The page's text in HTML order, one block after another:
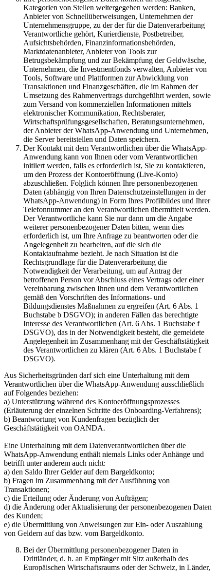
Kategorien von Stellen weitergegeben werden: Banken,
Anbieter von Schnellüberweisungen, Unternehmen der
Unternehmensgruppe, zu der der für die Datenverarbeitung
Verantwortliche gehört, Kurierdienste, Postbetreiber,
Aufsichtsbehörden, Finanzinformationsbehörden,
Marktdatenanbieter, Anbieter von Tools zur
Betrugsbekämpfung und zur Bekämpfung der Geldwäsche,
Unternehmen, die Investmentfonds verwalten, Anbieter von
Tools, Software und Plattformen zur Abwicklung von
Transaktionen und Finanzgeschäften, die im Rahmen der
Umsetzung des Rahmenvertrags durchgeführt werden, sowie
zum Versand von kommerziellen Informationen mittels
elektronischer Kommunikation, Rechtsberater,
Wirtschaftsprüfungsgesellschaften, Beratungsunternehmen,
der Anbieter der WhatsApp-Anwendung und Unternehmen,
die Server bereitstellen und Daten speichern.
Der Kontakt mit dem Verantwortlichen über die WhatsApp-
Anwendung kann von Ihnen oder vom Verantwortlichen
initiiert werden, falls es erforderlich ist, Sie zu kontaktieren,
um den Prozess der Kontoeröffnung (Live-Konto)
abzuschließen. Folglich können Ihre personenbezogenen
Daten (abhängig von Ihren Datenschutzeinstellungen in der
WhatsApp-Anwendung) in Form Ihres Profilbildes und Ihrer
Telefonnummer an den Verantwortlichen übermittelt werden.
Der Verantwortliche kann Sie nur dann um die Angabe
weiterer personenbezogener Daten bitten, wenn dies
erforderlich ist, um Ihre Anfrage zu beantworten oder die
Angelegenheit zu bearbeiten, auf die sich die
Kontaktaufnahme bezieht. Je nach Situation ist die
Rechtsgrundlage für die Datenverarbeitung die
Notwendigkeit der Verarbeitung, um auf Antrag der
betroffenen Person vor Abschluss eines Vertrags oder einer
Vereinbarung zwischen Ihnen und dem Verantwortlichen
gemäß den Vorschriften des Informations- und
Bildungsdienstes Maßnahmen zu ergreifen (Art. 6 Abs. 1
Buchstabe b DSGVO); in anderen Fällen das berechtigte
Interesse des Verantwortlichen (Art. 6 Abs. 1 Buchstabe f
DSGVO), das in der Notwendigkeit besteht, die gemeldete
Angelegenheit im Zusammenhang mit der Geschäftstätigkeit
des Verantwortlichen zu klären (Art. 6 Abs. 1 Buchstabe f
DSGVO).
Aus Sicherheitsgründen darf sich eine Unterhaltung mit dem
Verantwortlichen über die WhatsApp-Anwendung ausschließlich
auf Folgendes beziehen:
a) Unterstützung während des Kontoeröffnungsprozesses
(Erläuterung der einzelnen Schritte des Onboarding-Verfahrens);
b) Beantwortung von Kundenfragen bezüglich der
Geschäftstätigkeit von OANDA.
Eine Unterhaltung mit dem Datenverantwortlichen über die
WhatsApp-Anwendung enthält niemals Links oder Anhänge und
betrifft unter anderem auch nicht:
a) den Saldo Ihrer Gelder auf dem Bargeldkonto;
b) Fragen im Zusammenhang mit der Ausführung von
Transaktionen;
c) die Erteilung oder Änderung von Aufträgen;
d) die Änderung oder Aktualisierung der personenbezogenen Daten
des Kunden;
e) die Übermittlung von Anweisungen zur Ein- oder Auszahlung
von Geldern auf das bzw. vom Bargeldkonto.
Bei der Übermittlung personenbezogener Daten in
Drittländer, d. h. an Empfänger mit Sitz außerhalb des
Europäischen Wirtschaftsraums oder der Schweiz, in Länder,